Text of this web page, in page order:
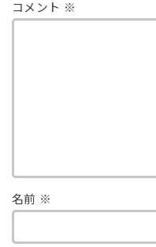
コメント ※
名前 ※